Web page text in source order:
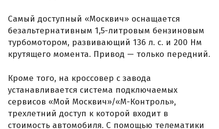
Самый доступный «Москвич» оснащается
безальтернативным 1,5-литровым бензиновым
турбомотором, развивающий 136 л. с. и 200 Нм
крутящего момента. Привод — только передний.
Кроме того, на кроссовер с завода
устанавливается система подключаемых
сервисов «Мой Москвич»/«М-Контроль»,
трехлетний доступ к которой входит в
стоимость автомобиля. С помощью телематики